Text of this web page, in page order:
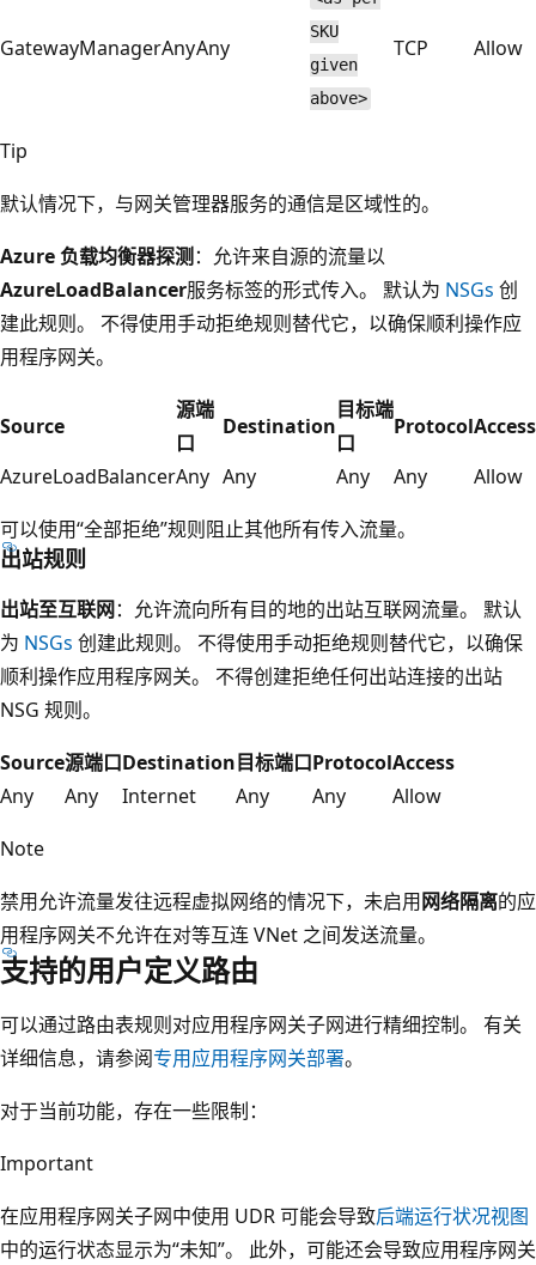
GatewayManagerAnyAny
SKU
given
above>
TCP Allow
Tip
默认情况下，与网关管理器服务的通信是区域性的。
Azure 负载均衡器探测：允许来自源的流量以
AzureLoadBalancer服务标签的形式传入。 默认为 NSGs 创
建此规则。 不得使用手动拒绝规则替代它，以确保顺利操作应
用程序网关。
Source
源端
口
Destination
目标端
口
ProtocolAccess
AzureLoadBalancerAny Any Any Any
Allow
可以使用“全部拒绝”规则阻止其他所有传入流量。
出站规则
出站至互联网：允许流向所有目的地的出站互联网流量。 默认
为 NSGs 创建此规则。 不得使用手动拒绝规则替代它，以确保
顺利操作应用程序网关。 不得创建拒绝任何出站连接的出站
NSG 规则。
Source源端口Destination目标端口ProtocolAccess
Any
Any Internet Any Any
Allow
Note
禁用允许流量发往远程虚拟网络的情况下，未启用网络隔离的应
用程序网关不允许在对等互连 VNet 之间发送流量。
支持的用户定义路由
可以通过路由表规则对应用程序网关子网进行精细控制。 有关
详细信息，请参阅专用应用程序网关部署。
对于当前功能，存在一些限制：
Important
在应用程序网关子网中使用 UDR 可能会导致后端运行状况视图
中的运行状态显示为“未知”。 此外，可能还会导致应用程序网关